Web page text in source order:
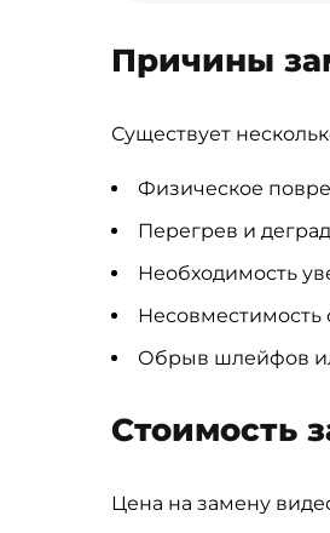
Причины
Существует
Физическое
Перегрев и
Необходимость
Обрыв шлейфов
Стоимость
Цена на замену